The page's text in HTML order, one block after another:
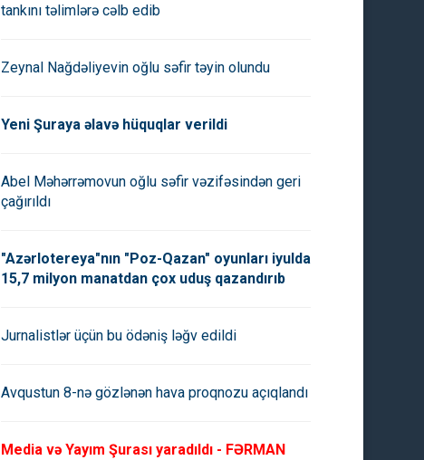
tankını təlimlərə cəlb edib
Zeynal Nağdəliyevin oğlu səfir təyin olundu
Yeni Şuraya əlavə hüquqlar verildi
Abel Məhərrəmovun oğlu səfir vəzifəsindən geri
çağırıldı
"Azərlotereya"nın "Poz-Qazan" oyunları iyulda
15,7 milyon manatdan çox uduş qazandırıb
Jurnalistlər üçün bu ödəniş ləğv edildi
Avqustun 8-nə gözlənən hava proqnozu açıqlandı
Media və Yayım Şurası yaradıldı - FƏRMAN